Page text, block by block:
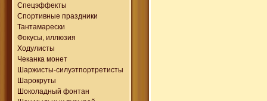
Спецэффекты
Спортивные праздники
Тантамарески
Фокусы, иллюзия
Ходулисты
Чеканка монет
Шаржисты-силуэтпортретисты
Шарокруты
Шоколадный фонтан